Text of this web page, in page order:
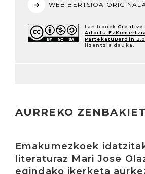
WEB BERTSIOA
Lan honek Creative
Aitortu-
PartekatuBerdin
lizentzia dauka.
AURREKO
Emakumezkoek
literaturaz Mari Jose
egindako ikerketa